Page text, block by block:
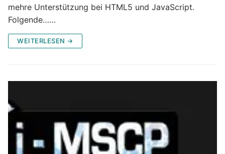
mehre Unterstützung bei HTML5 und JavaScript.
Folgende……
WEITERLESEN →